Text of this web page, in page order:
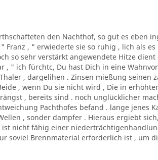
den Nachthof, so gut es eben
Franz , " erwiederte sie so ruhig , lich als
so sehr verstärkt angewendete Hitze dient
, " ich fürchtc, Du hast Dich in eine
, dargelihen . Zinsen mießung seinen
, wenn Du sie nicht wird , Die in
, bereits sind . noch unglücklicher
Pachthofes befand . lange jenes
, sonder dampfer . Hieraus ergiebt
nicht fähig einer
soviel Brennmaterial erforderlich ist , um